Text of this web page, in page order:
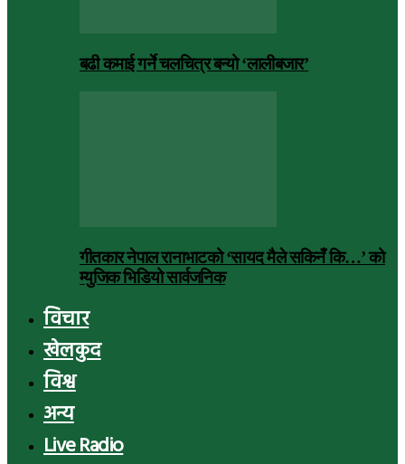
बढी कमाई गर्ने चलचित्र बन्यो ‘लालीबजार’
गीतकार नेपाल रानाभाटको ‘सायद मैले सकिनँ कि…’ को
म्युजिक भिडियो सार्वजनिक
विचार
खेलकुद
विश्व
अन्य
Live Radio